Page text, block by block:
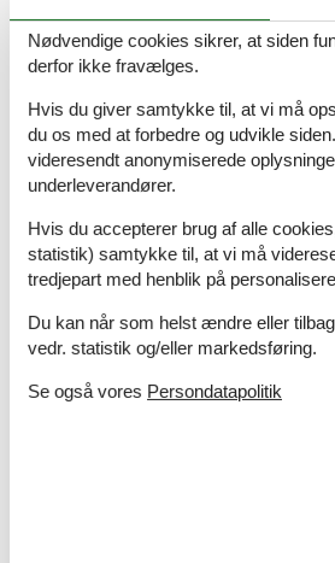
fint, via mail
Via nettet - fint.
Hurtigt og nemt.
Book dit sommerhus
Book dit sommerhus nu og få
med både oplevelser og
Nødvendige cookies sikrer, at siden
derfor ikke fravælges.
Hvis du giver samtykke til, at vi må
du os med at forbedre og udvikle
videresendt anonymiserede
underleverandører.
Hvis du accepterer brug af alle
statistik) samtykke til, at vi må
tredjepart med henblik på
Du kan når som helst ændre eller
vedr. statistik og/eller markedsføring.
Se også vores Persondatapolitik